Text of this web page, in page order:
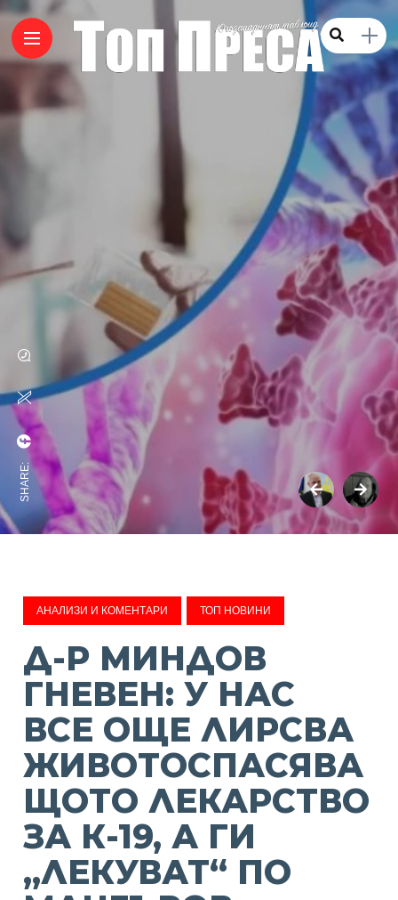
SHARE:
АНАЛИЗИ И КОМЕНТАРИ ТОП НОВИНИ
Д-Р МИНДОВ
ГНЕВЕН: У НАС
ВСЕ ОЩЕ ЛИРСВА
ЖИВОТОСПАСЯВА
ЩОТО ЛЕКАРСТВО
ЗА К-19, А ГИ
„ЛЕКУВАТ“ ПО